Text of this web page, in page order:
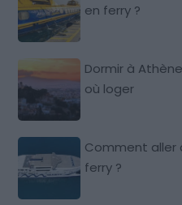
en ferry ?
Dormir à
où loger
Comment aller
ferry ?